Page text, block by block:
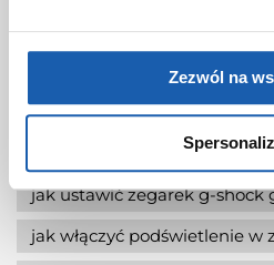
Zezwól na
ignite red
illuminator g-
iluminator g-shock
instrukcja
jak czyścić g-
jak skrócić bransoletę w g-
jak ustawić zegarek g-shock
jak włączyć podświetlenie w